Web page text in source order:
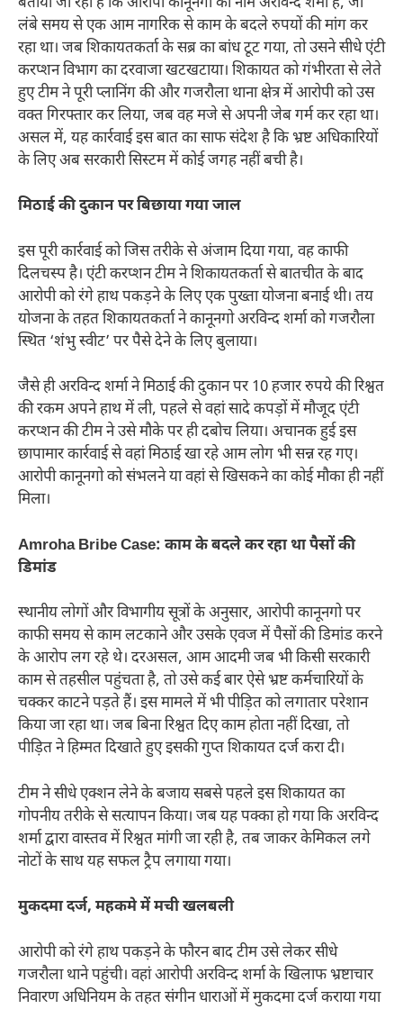
लंबे समय से एक आम नागरिक से काम के बदले रुपयों की मांग कर
रहा था। जब शिकायतकर्ता के सब्र का बांध टूट गया, तो उसने सीधे एंटी
करप्शन विभाग का दरवाजा खटखटाया। शिकायत को गंभीरता से लेते
हुए टीम ने पूरी प्लानिंग की और गजरौला थाना क्षेत्र में आरोपी को उस
वक्त गिरफ्तार कर लिया, जब वह मजे से अपनी जेब गर्म कर रहा था।
असल में, यह कार्रवाई इस बात का साफ संदेश है कि भ्रष्ट अधिकारियों
के लिए अब सरकारी सिस्टम में कोई जगह नहीं बची है।
मिठाई की दुकान पर बिछाया गया जाल
इस पूरी कार्रवाई को जिस तरीके से अंजाम दिया गया, वह काफी
दिलचस्प है। एंटी करप्शन टीम ने शिकायतकर्ता से बातचीत के बाद
आरोपी को रंगे हाथ पकड़ने के लिए एक पुख्ता योजना बनाई थी। तय
योजना के तहत शिकायतकर्ता ने कानूनगो अरविन्द शर्मा को गजरौला
स्थित ‘शंभु स्वीट’ पर पैसे देने के लिए बुलाया।
जैसे ही अरविन्द शर्मा ने मिठाई की दुकान पर 10 हजार रुपये की रिश्वत
की रकम अपने हाथ में ली, पहले से वहां सादे कपड़ों में मौजूद एंटी
करप्शन की टीम ने उसे मौके पर ही दबोच लिया। अचानक हुई इस
छापामार कार्रवाई से वहां मिठाई खा रहे आम लोग भी सन्न रह गए।
आरोपी कानूनगो को संभलने या वहां से खिसकने का कोई मौका ही नहीं
मिला।
Amroha Bribe Case: काम के बदले कर रहा था पैसों की
डिमांड
स्थानीय लोगों और विभागीय सूत्रों के अनुसार, आरोपी कानूनगो पर
काफी समय से काम लटकाने और उसके एवज में पैसों की डिमांड करने
के आरोप लग रहे थे। दरअसल, आम आदमी जब भी किसी सरकारी
काम से तहसील पहुंचता है, तो उसे कई बार ऐसे भ्रष्ट कर्मचारियों के
चक्कर काटने पड़ते हैं। इस मामले में भी पीड़ित को लगातार परेशान
किया जा रहा था। जब बिना रिश्वत दिए काम होता नहीं दिखा, तो
पीड़ित ने हिम्मत दिखाते हुए इसकी गुप्त शिकायत दर्ज करा दी।
टीम ने सीधे एक्शन लेने के बजाय सबसे पहले इस शिकायत का
गोपनीय तरीके से सत्यापन किया। जब यह पक्का हो गया कि अरविन्द
शर्मा द्वारा वास्तव में रिश्वत मांगी जा रही है, तब जाकर केमिकल लगे
नोटों के साथ यह सफल ट्रैप लगाया गया।
मुकदमा दर्ज, महकमे में मची खलबली
आरोपी को रंगे हाथ पकड़ने के फौरन बाद टीम उसे लेकर सीधे
गजरौला थाने पहुंची। वहां आरोपी अरविन्द शर्मा के खिलाफ भ्रष्टाचार
निवारण अधिनियम के तहत संगीन धाराओं में मुकदमा दर्ज कराया गया